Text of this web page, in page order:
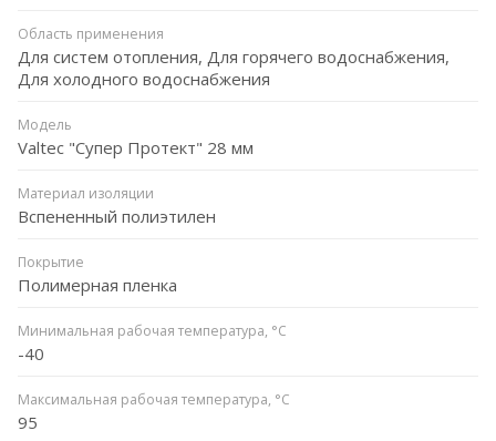
Область применения
Для систем отопления, Для горячего водоснабжения,
Для холодного водоснабжения
Модель
Valtec "Супер Протект" 28 мм
Материал изоляции
Вспененный полиэтилен
Покрытие
Полимерная пленка
Минимальная рабочая температура, °C
-40
Максимальная рабочая температура, °C
95